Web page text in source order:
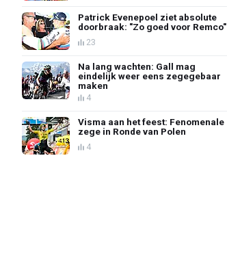
Patrick Evenepoel ziet absolute
doorbraak: "Zo goed voor Remco"
23
Na lang wachten: Gall mag
eindelijk weer eens zegegebaar
maken
4
Visma aan het feest: Fenomenale
zege in Ronde van Polen
4